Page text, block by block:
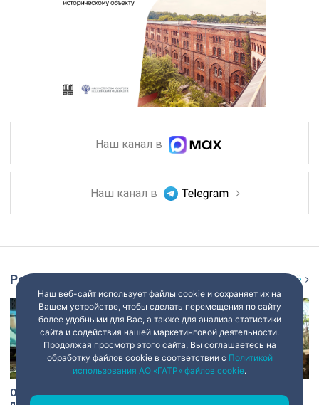
Наш канал в
Наш канал в
Репортаж Ещё
От «Троецарствия» до Жар-
Печати царских времён и
Наш веб-сайт использует файлы cookie и сохраняет их на
Вашем устройстве, чтобы сделать перемещения по сайту
более удобными для Вас, а также для анализа статистики
сайта и содействия нашей маркетинговой деятельности.
Продолжая просмотр этого сайта, Вы соглашаетесь на
обработку файлов cookie в соответствии с Политикой
использования АО «ГАТР» файлов cookie.